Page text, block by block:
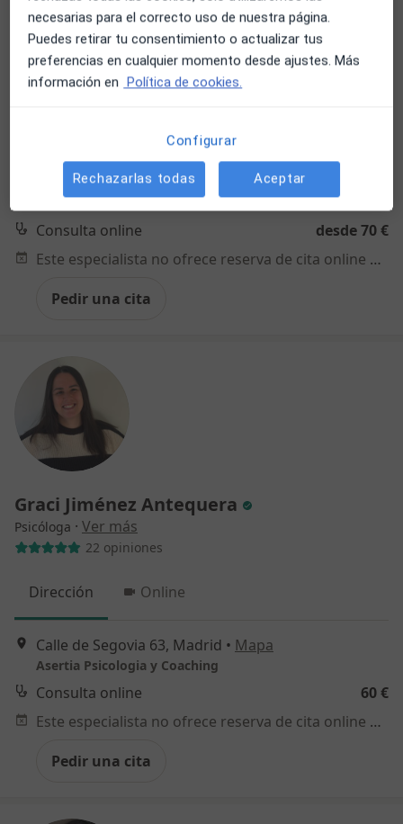
Susana Hontangas Berrio
Psicóloga·Ver más
16 opiniones
SH psicologos
Consulta online
desde 70 €
Este especialista no ofrece reserva de cita online en esta dirección.
Pedir una cita
Graci Jiménez Antequera
Psicóloga · Ver más
22 opiniones
Dirección Online
Calle de Segovia 63, Madrid • Mapa
Asertia Psicologia y Coaching
Consulta online
60 €
Este especialista no ofrece reserva de cita online en esta dirección.
Pedir una cita
necesarias para el correcto uso de nuestra página.
Puedes retirar tu consentimiento o actualizar tus
preferencias en cualquier momento desde ajustes. Más
información en Política de cookies.
Configurar
Rechazarlas todas Aceptar